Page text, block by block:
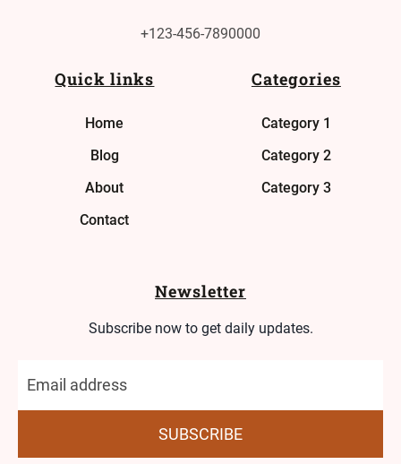
+123-456-7890000
Quick links
Home
Blog
About
Contact
Categories
Category 1
Category 2
Category 3
Newsletter
Subscribe now to get daily updates.
SUBSCRIBE